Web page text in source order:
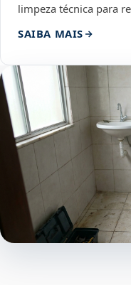
limpeza técnica para
SAIBA MAIS